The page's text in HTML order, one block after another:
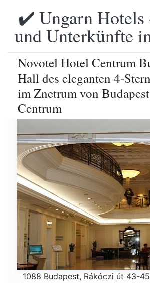
✔️ Ungarn Hotels
und Unterkünfte
Novotel Hotel Centrum
Hall des eleganten 4-
im Znetrum von
Centrum
1088 Budapest, Rákóczi út 43-